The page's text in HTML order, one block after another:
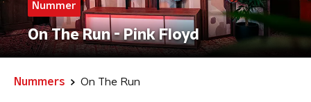
Nummer
On The Run - Pink Floyd
Nummers On The Run